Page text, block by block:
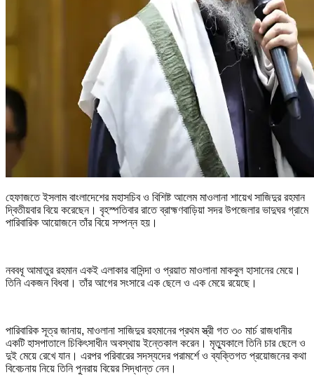
হেফাজতে ইসলাম বাংলাদেশের মহাসচিব ও বিশিষ্ট আলেম মাওলানা শায়েখ সাজিদুর রহমান
দ্বিতীয়বার বিয়ে করেছেন। বৃহস্পতিবার রাতে ব্রাহ্মণবাড়িয়া সদর উপজেলার ভাদুঘর গ্রামে
পারিবারিক আয়োজনে তাঁর বিয়ে সম্পন্ন হয়।
নববধূ আমাতুর রহমান একই এলাকার বাসিন্দা ও প্রয়াত মাওলানা মাকবুল হাসানের মেয়ে।
তিনি একজন বিধবা। তাঁর আগের সংসারে এক ছেলে ও এক মেয়ে রয়েছে।
পারিবারিক সূত্র জানায়, মাওলানা সাজিদুর রহমানের প্রথম স্ত্রী গত ৩০ মার্চ রাজধানীর
একটি হাসপাতালে চিকিৎসাধীন অবস্থায় ইন্তেকাল করেন। মৃত্যুকালে তিনি চার ছেলে ও
দুই মেয়ে রেখে যান। এরপর পরিবারের সদস্যদের পরামর্শে ও ব্যক্তিগত প্রয়োজনের কথা
বিবেচনায় নিয়ে তিনি পুনরায় বিয়ের সিদ্ধান্ত নেন।